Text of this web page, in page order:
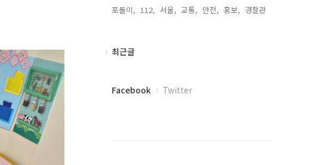
포돌이, 112, 서울, 교통, 안전, 홍보, 경찰관,
최
최근글
페
Facebook Twitter